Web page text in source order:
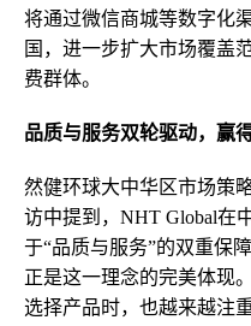
将通过微信商城等数字化
国，进一步扩大市场覆盖
费群体。
品质与服务双轮驱动，赢
然健环球大中华区市场策
访中提到，NHT Global在
于“品质与服务”的双重保
正是这一理念的完美体现
选择产品时，也越来越注